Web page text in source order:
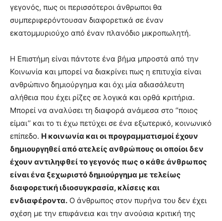
γεγονός, πως οι περισσότεροι άνθρωποι θα
συμπεριφερόντουσαν διαφορετικά σε έναν
εκατομμυριούχο από έναν πλανόδιο μικροπωλητή.
Η Επιστήμη είναι πάντοτε ένα βήμα μπροστά από την
Κοινωνία και μπορεί να διακρίνει πως η επιτυχία είναι
ανθρώπινο δημιούργημα και όχι μία αδιασάλευτη
αλήθεια που έχει ρίζες σε λογικά και ορθά κριτήρια.
Μπορεί να αναλύσει τη διαφορά ανάμεσα στο ‘’ποιος
είμαι’’ και το τι έχω πετύχει σε ένα εξωτερικό, κοινωνικό
επίπεδο. Η κοινωνία και οι προγραμματισμοί έχουν
δημιουργηθεί από ατελείς ανθρώπους οι οποίοι δεν
έχουν αντιληφθεί το γεγονός πως ο κάθε άνθρωπος
είναι ένα ξεχωριστό δημιούργημα με τελείως
διαφορετική ιδιοσυγκρασία, κλίσεις και
ενδιαφέροντα. Ο άνθρωπος στον πυρήνα του δεν έχει
σχέση με την επιφάνεια και την ανούσια κριτική της